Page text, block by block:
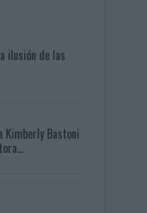
ilusión de las
Kimberly Bastoni